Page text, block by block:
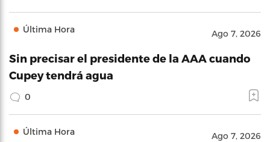
Última Hora Ago 7, 2026
Sin precisar el presidente de la AAA cuando
Cupey tendrá agua
0
Última Hora Ago 7, 2026